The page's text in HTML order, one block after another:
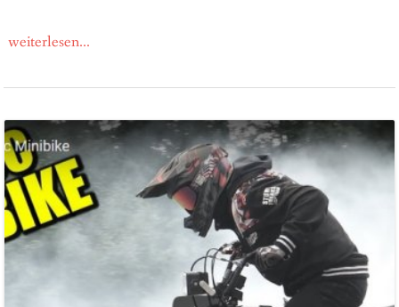
weiterlesen...